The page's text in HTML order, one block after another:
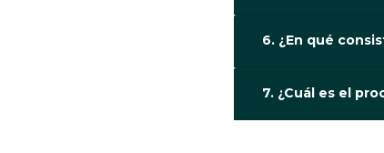
6. ¿En qué
7. ¿Cuál es el